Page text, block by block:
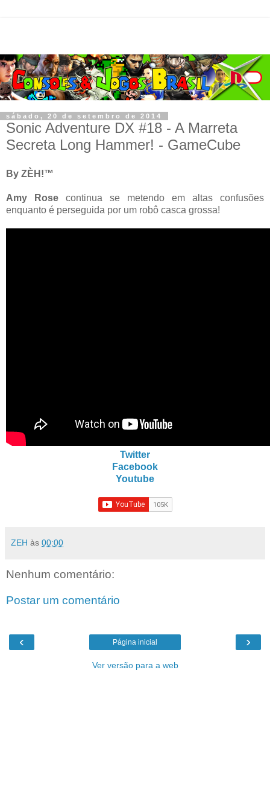
sábado, 20 de setembro de 2014
Sonic Adventure DX #18 - A Marreta
Secreta Long Hammer! - GameCube
By ZÈH!™
Amy Rose continua se metendo em altas confusões
enquanto é perseguida por um robô casca grossa!
Twitter
Facebook
Youtube
ZEH às 00:00
Nenhum comentário:
Postar um comentário
‹ ›
Página inicial
Ver versão para a web